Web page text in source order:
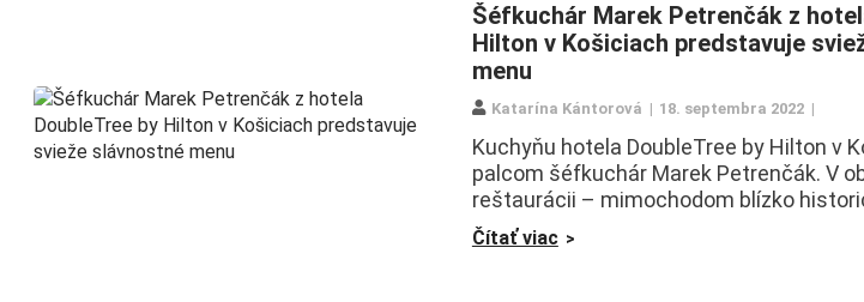
Šéfkuchár Marek Petrenčák z
Hilton v Košiciach predstavuje
menu
Katarína Kántorová 18. septembra 2022
Kuchyňu hotela DoubleTree by Hilton v
palcom šéfkuchár Marek Petrenčák. V
reštaurácii – mimochodom blízko
Čítať viac